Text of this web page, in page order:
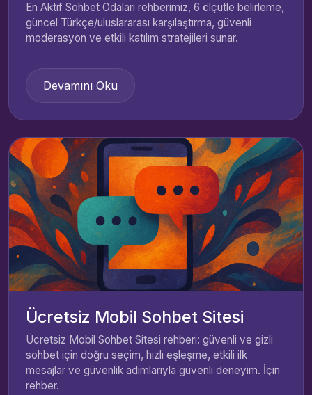
En Aktif Sohbet Odaları rehberimiz, 6 ölçütle belirleme,
güncel Türkçe/uluslararası karşılaştırma, güvenli
moderasyon ve etkili katılım stratejileri sunar.
Devamını Oku
Ücretsiz Mobil Sohbet Sitesi
Ücretsiz Mobil Sohbet Sitesi rehberi: güvenli ve gizli
sohbet için doğru seçim, hızlı eşleşme, etkili ilk
mesajlar ve güvenlik adımlarıyla güvenli deneyim. İçin
rehber.